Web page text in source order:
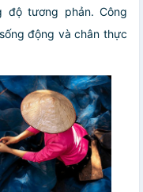
độ tương phản. Công
động và chân thực